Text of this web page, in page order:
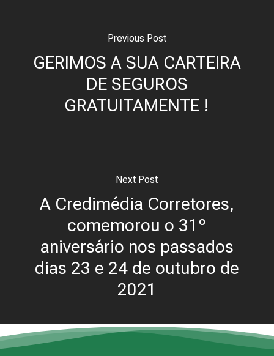
Previous Post
GERIMOS A SUA CARTEIRA
DE SEGUROS
GRATUITAMENTE !
Next Post
A Credimédia Corretores,
comemorou o 31º
aniversário nos passados
dias 23 e 24 de outubro de
2021